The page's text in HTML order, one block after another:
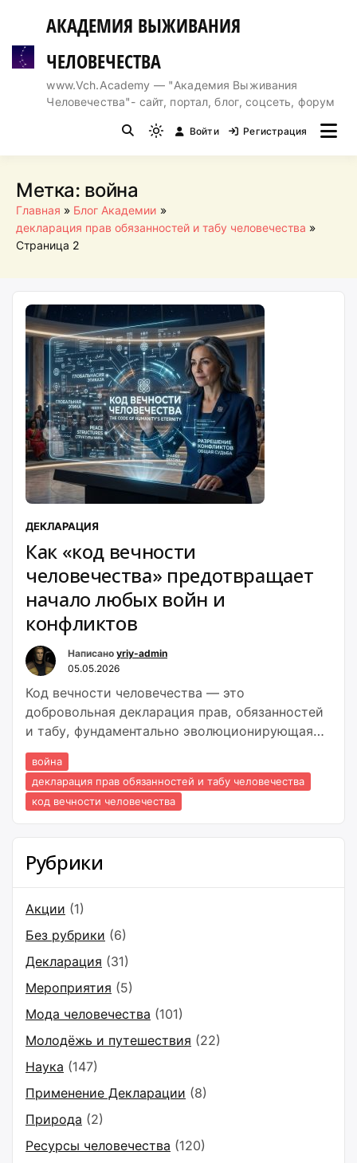
содержимому
АКАДЕМИЯ ВЫЖИВАНИЯ
ЧЕЛОВЕЧЕСТВА
www.Vch.Academy — "Академия Выживания
Человечества"- сайт, портал, блог, соцсеть, форум
Light
mode
switch
Войти Регистрация
Метка: война
Главная
Блог Академии
декларация прав обязанностей и табу человечества
Страница 2
Рубрики
Акции (1)
Без рубрики (6)
Декларация (31)
Мероприятия (5)
Мода человечества (101)
Молодёжь и путешествия (22)
Наука (147)
Применение Декларации (8)
Природа (2)
Ресурсы человечества (120)
ДЕКЛАРАЦИЯ
Как «код вечности
человечества» предотвращает
начало любых войн и
конфликтов
Написано yriy-admin
05.05.2026
Код вечности человечества — это
добровольная декларация прав, обязанностей
и табу, фундаментально эволюционирующая
основу коллективного мировоззрения
человечества. Она строится на главной
стратегической цели —
война
декларация прав обязанностей и табу человечества
код вечности человечества